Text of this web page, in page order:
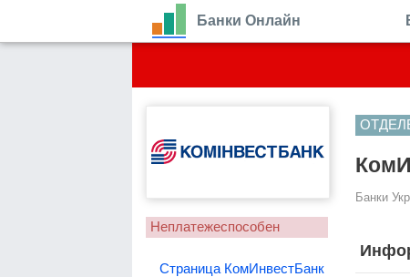
Банки Онлайн
Неплатежеспособен
Страница КомИнвестБанк
Банки